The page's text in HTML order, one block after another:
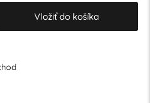
Vložiť do košíka